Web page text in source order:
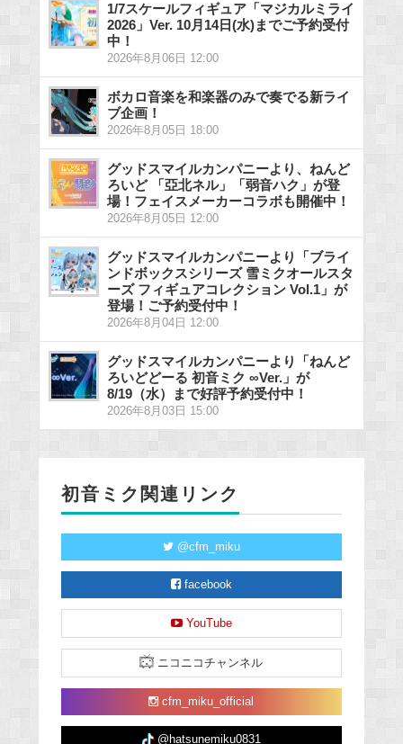
1/7スケールフィギュア「マジカルミライ
2026」Ver. 10月14日(水)までご予約受付
中！
2026年8月06日 12:00
ボカロ音楽を和楽器のみで奏でる新ライ
ブ企画！
2026年8月05日 18:00
グッドスマイルカンパニーより、ねんど
ろいど 「亞北ネル」「弱音ハク」が登
場！フェイスメーカーコラボも開催中！
2026年8月05日 12:00
グッドスマイルカンパニーより「ブライ
ンドボックスシリーズ 雪ミクオールスタ
ーズ フィギュアコレクション Vol.1」が
登場！ご予約受付中！
2026年8月04日 12:00
グッドスマイルカンパニーより「ねんど
ろいどどーる 初音ミク ∞Ver.」が
8/19（水）まで好評予約受付中！
2026年8月03日 15:00
初音ミク関連リンク
@cfm_miku
facebook
YouTube
ニコニコチャンネル
cfm_miku_official
@hatsunemiku0831